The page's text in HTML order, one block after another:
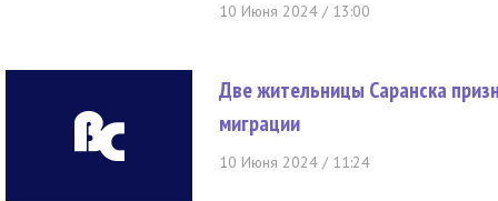
10 Июня 2024 / 13:00
Две жительницы Саранска
миграции
10 Июня 2024 / 11:24